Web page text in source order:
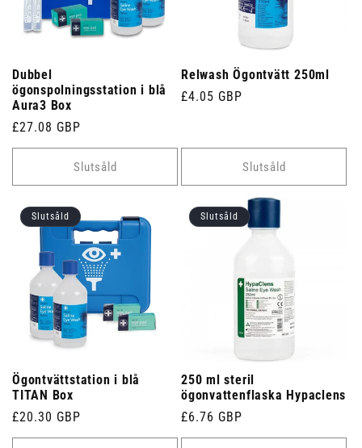
Dubbel
ögonspolningsstation i blå
Aura3 Box
Ordinarie
pris
£27.08 GBP
Slutsåld
Relwash Ögontvätt 250ml
Ordinarie
£4.05 GBP
Slutsåld
Slutsåld
Ögontvättstation i blå
TITAN Box
Ordinarie
pris
£20.30 GBP
Slutsåld
250 ml steril
ögonvattenflaska Hypaclens
Ordinarie
pris
£6.76 GBP